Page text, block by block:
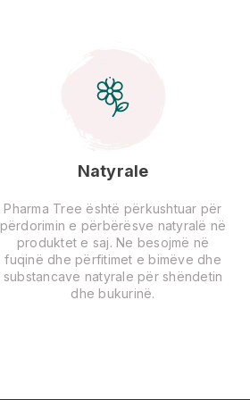
Natyrale
Pharma Tree është përkushtuar për
përdorimin e përbërësve natyralë në
produktet e saj. Ne besojmë në
fuqinë dhe përfitimet e bimëve dhe
substancave natyrale për shëndetin
dhe bukurinë.